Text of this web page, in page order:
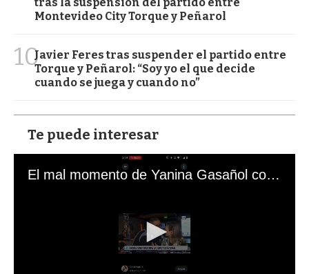
Montevideo City Torque y Peñarol
10Javier Feres tras suspender el partido entre
Torque y Peñarol: “Soy yo el que decide
cuando se juega y cuando no”
Te puede interesar
El mal momento de Yanina Gasañol con un hincha argentino en "Subrayado"